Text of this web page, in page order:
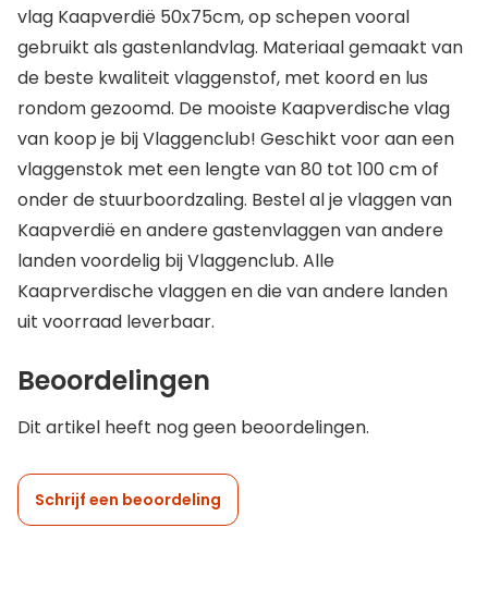
vlag Kaapverdië 50x75cm, op schepen vooral
gebruikt als gastenlandvlag. Materiaal gemaakt van
de beste kwaliteit vlaggenstof, met koord en lus
rondom gezoomd. De mooiste Kaapverdische vlag
van koop je bij Vlaggenclub! Geschikt voor aan een
vlaggenstok met een lengte van 80 tot 100 cm of
onder de stuurboordzaling. Bestel al je vlaggen van
Kaapverdië en andere gastenvlaggen van andere
landen voordelig bij Vlaggenclub. Alle
Kaaprverdische vlaggen en die van andere landen
uit voorraad leverbaar.
Beoordelingen
Dit artikel heeft nog geen beoordelingen.
Schrijf een beoordeling